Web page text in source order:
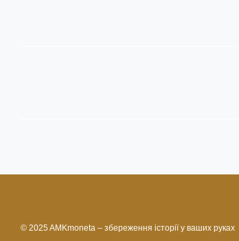
© 2025 AMKmoneta – збереження історії у ваших руках